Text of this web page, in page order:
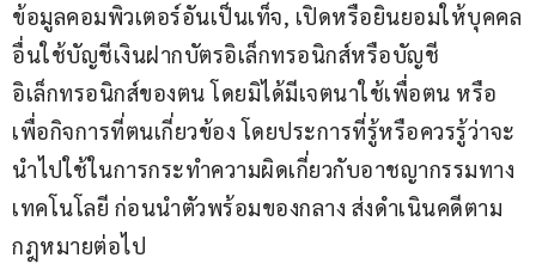
ข้อมูลคอมพิวเตอร์อันเป็นเท็จ, เปิดหรือยินยอมให้บุคคล
อื่นใช้บัญชีเงินฝากบัตรอิเล็กทรอนิกส์หรือบัญชี
อิเล็กทรอนิกส์ของตน โดยมิได้มีเจตนาใช้เพื่อตน หรือ
เพื่อกิจการที่ตนเกี่ยวข้อง โดยประการที่รู้หรือควรรู้ว่าจะ
นำไปใช้ในการกระทำความผิดเกี่ยวกับอาชญากรรมทาง
เทคโนโลยี ก่อนนำตัวพร้อมของกลาง ส่งดำเนินคดีตาม
กฎหมายต่อไป